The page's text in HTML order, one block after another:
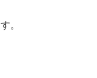
。